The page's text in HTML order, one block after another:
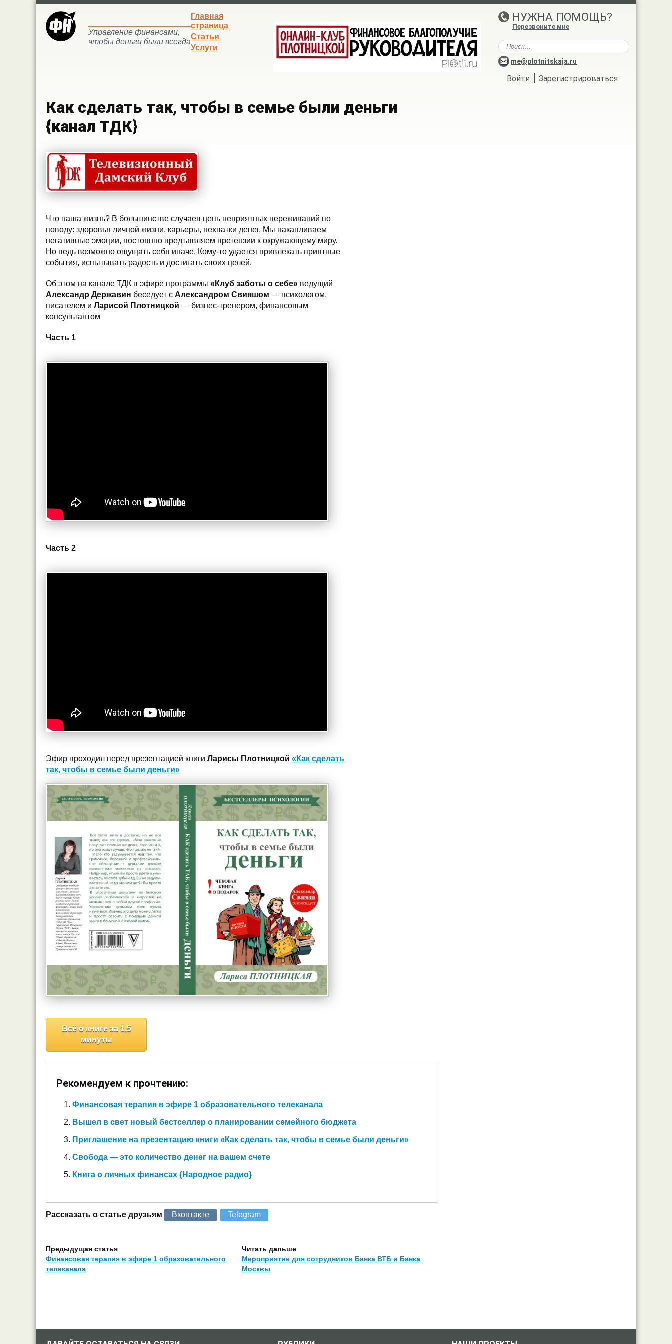
Управление финансами,
чтобы деньги были всегда
Главная
страница
Статьи
Услуги
НУЖНА ПОМОЩЬ?
Перезвоните мне
me@plotnitskaja.ru
Войти | Зарегистрироваться
Как сделать так, чтобы в семье были деньги
{канал ТДК}
Что наша жизнь? В большинстве случаев цепь неприятных переживаний по
поводу: здоровья личной жизни, карьеры, нехватки денег. Мы накапливаем
негативные эмоции, постоянно предъявляем претензии к окружающему миру.
Но ведь возможно ощущать себя иначе. Кому-то удается привлекать приятные
события, испытывать радость и достигать своих целей.
Об этом на канале ТДК в эфире программы «Клуб заботы о себе» ведущий
Александр Державин беседует с Александром Свияшом — психологом,
писателем и Ларисой Плотницкой — бизнес-тренером, финансовым
консультантом
Часть 1
Часть 2
Эфир проходил перед презентацией книги Ларисы Плотницкой «Как сделать
так, чтобы в семье были деньги»
Всё о книге за 1,5
минуты
Рекомендуем к прочтению:
Финансовая терапия в эфире 1 образовательного телеканала
Вышел в свет новый бестселлер о планировании семейного бюджета
Приглашение на презентацию книги «Как сделать так, чтобы в семье были деньги»
Свобода — это количество денег на вашем счете
Книга о личных финансах {Народное радио}
Рассказать о статье друзьям Вконтакте Telegram
Предыдущая статья
Финансовая терапия в эфире 1 образовательного
телеканала
Читать дальше
Мероприятие для сотрудников Банка ВТБ и Банка
Москвы